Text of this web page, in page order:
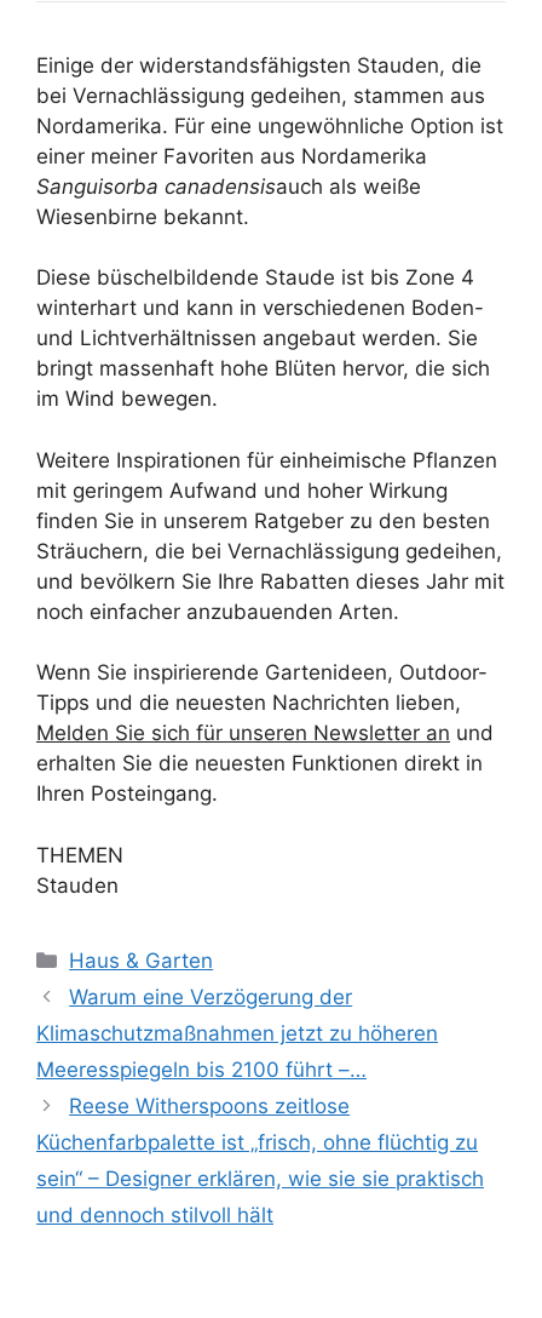
Einige der widerstandsfähigsten Stauden, die
bei Vernachlässigung gedeihen, stammen aus
Nordamerika. Für eine ungewöhnliche Option ist
einer meiner Favoriten aus Nordamerika
Sanguisorba canadensisauch als weiße
Wiesenbirne bekannt.
Diese büschelbildende Staude ist bis Zone 4
winterhart und kann in verschiedenen Boden-
und Lichtverhältnissen angebaut werden. Sie
bringt massenhaft hohe Blüten hervor, die sich
im Wind bewegen.
Weitere Inspirationen für einheimische Pflanzen
mit geringem Aufwand und hoher Wirkung
finden Sie in unserem Ratgeber zu den besten
Sträuchern, die bei Vernachlässigung gedeihen,
und bevölkern Sie Ihre Rabatten dieses Jahr mit
noch einfacher anzubauenden Arten.
Wenn Sie inspirierende Gartenideen, Outdoor-
Tipps und die neuesten Nachrichten lieben,
Melden Sie sich für unseren Newsletter an und
erhalten Sie die neuesten Funktionen direkt in
Ihren Posteingang.
THEMEN
Stauden
Kategorien
Haus & Garten
Warum eine Verzögerung der
Klimaschutzmaßnahmen jetzt zu höheren
Meeresspiegeln bis 2100 führt –…
Reese Witherspoons zeitlose
Küchenfarbpalette ist „frisch, ohne flüchtig zu
sein“ – Designer erklären, wie sie sie praktisch
und dennoch stilvoll hält